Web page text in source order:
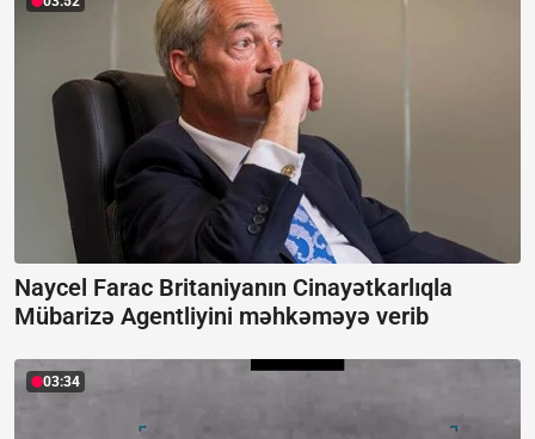
Naycel Farac Britaniyanın Cinayətkarlıqla
Mübarizə Agentliyini məhkəməyə verib
03:34